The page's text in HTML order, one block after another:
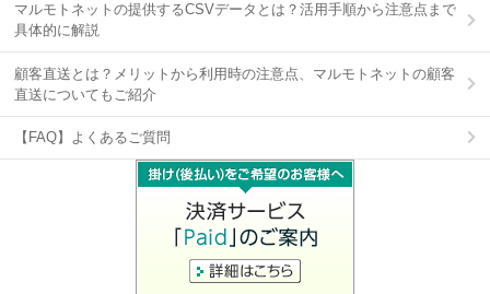
マルモトネットの提供するCSVデータとは？活用手順から注意点まで
具体的に解説
顧客直送とは？メリットから利用時の注意点、マルモトネットの顧客
直送についてもご紹介
【FAQ】よくあるご質問